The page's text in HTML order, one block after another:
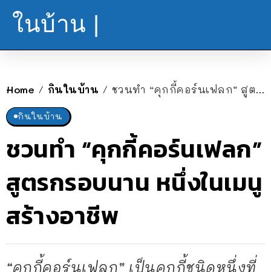
ในบ้าน |
Home / กินในบ้าน / ชวนทำ “คุกกี้คอร์นเฟลก” สูตรกรอบนาน หนึ่งในเมนูสร้างอาชีพ
กินในบ้าน
ชวนทำ “คุกกี้คอร์นเฟลก”
สูตรกรอบนาน หนึ่งในเมนู
สร้างอาชีพ
“คุกกี้คอร์นเฟลก” เป็นคุกกี้ชนิดหนึ่งที่